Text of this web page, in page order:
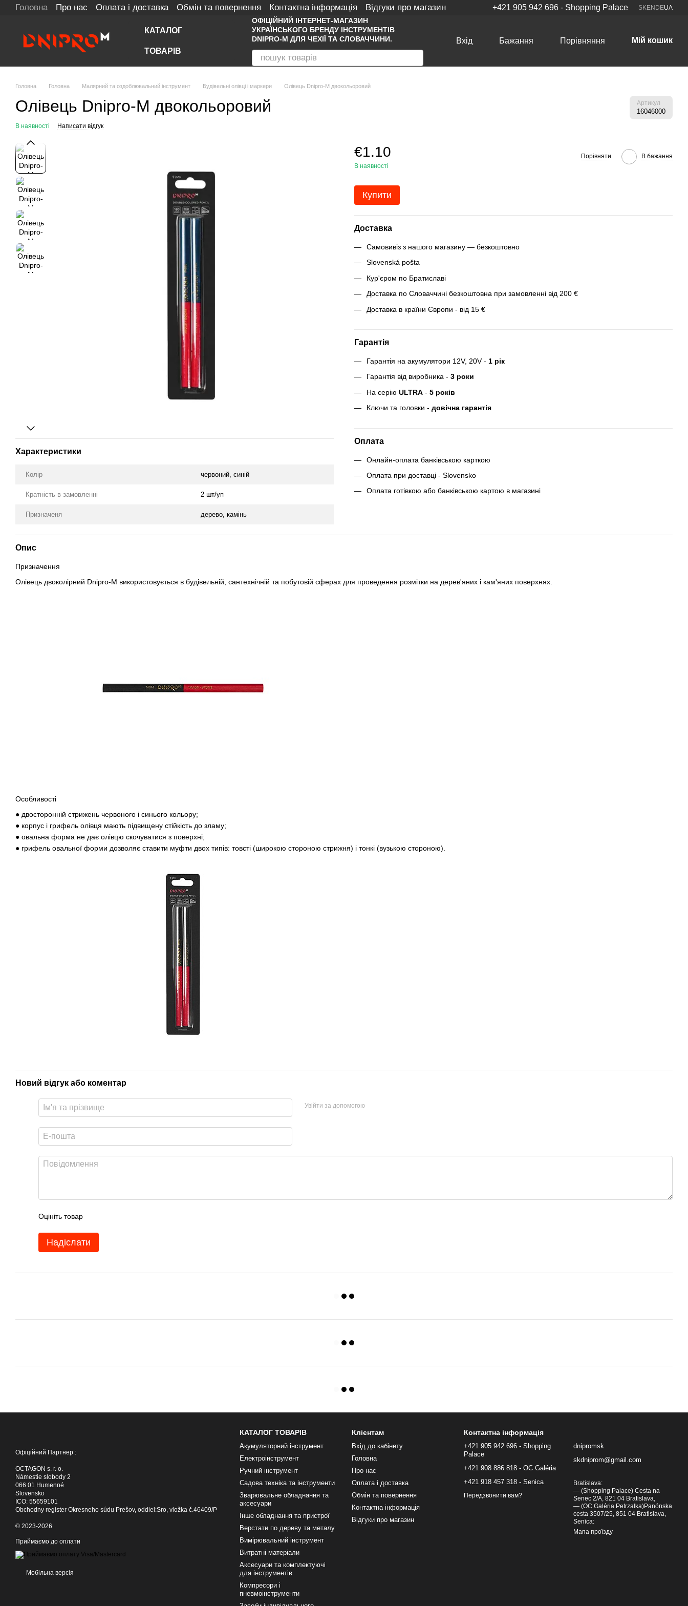
Перейти до основного контенту
Головна Про нас Оплата і доставка Обмін та повернення Контактна інформація Відгуки про магазин +421 905 942 696 - Shopping Palace SKEN DEUA
КАТАЛОГ
ТОВАРІВ
ОФІЦІЙНИЙ ІНТЕРНЕТ-МАГАЗИН
УКРАЇНСЬКОГО БРЕНДУ ІНСТРУМЕНТІВ
DNIPRO-M ДЛЯ ЧЕХІЇ ТА СЛОВАЧЧИНИ.
Вхід Бажання Порівняння Мій кошик
Головна Головна Малярний та оздоблювальний інструмент Будівельні олівці і маркери Олівець Dnipro-M двокольоровий
Олівець Dnipro-M двокольоровий Артикул
16046000
В наявності Написати відгук
Характеристики
Колір червоний, синій
Кратність в замовленні 2 шт/уп
Призначеня дерево, камінь
€1.10
В наявності
Порівняти В бажання
Купити
Доставка
Самовивіз з нашого магазину — безкоштовно
Slovenská pošta
Кур'єром по Братиславі
Доставка по Словаччині безкоштовна при замовленні від 200 €
Доставка в країни Європи - від 15 €
Гарантія
Гарантія на акумулятори 12V, 20V - 1 рік
Гарантія від виробника - 3 роки
На серію ULTRA - 5 років
Ключи та головки - довічна гарантія
Оплата
Онлайн-оплата банківською карткою
Оплата при доставці - Slovensko
Оплата готівкою або банківською картою в магазині
Опис
Призначення
Олівець двоколірний Dnipro-M використовується в будівельній, сантехнічній та побутовій сферах для проведення розмітки на дерев'яних і кам'яних поверхнях.
Особливості
● двосторонній стрижень червоного і синього кольору;
● корпус і грифель олівця мають підвищену стійкість до зламу;
● овальна форма не дає олівцю скочуватися з поверхні;
● грифель овальної форми дозволяє ставити муфти двох типів: товсті (широкою стороною стрижня) і тонкі (вузькою стороною).
Новий відгук або коментар
Увійти за допомогою
Оцініть товар
Надіслати
Офіційний Партнер :
OCTAGON s. r. o.
Námestie slobody 2
066 01 Humenné
Slovensko
ICO: 55659101
Obchodny register Okresneho súdu Prešov, oddiel:Sro, vložka č.46409/P
© 2023-2026
Приймаємо до оплати
Мобільна версія
КАТАЛОГ ТОВАРІВ
Акумуляторний інструмент
Електроінструмент
Ручний інструмент
Садова техніка та інструменти
Зварювальне обладнання та
аксесуари
Інше обладнання та пристрої
Верстати по дереву та металу
Вимірювальний інструмент
Витратні матеріали
Аксесуари та комплектуючі
для інструментів
Компресори і
пневмоінструменти
Клієнтам
Вхід до кабінету
Головна
Про нас
Оплата і доставка
Обмін та повернення
Контактна інформація
Відгуки про магазин
Контактна інформація
+421 905 942 696 - Shopping
Palace
+421 908 886 818 - OC Galéria
+421 918 457 318 - Senica
Передзвонити вам?
dnipromsk
skdniprom@gmail.com
Bratislava:
— (Shopping Palace) Cesta na
Senec 2/A, 821 04 Bratislava,
— (OC Galéria Petrzalka)Panónska
cesta 3507/25, 851 04 Bratislava,
Senica:
Мапа проїзду